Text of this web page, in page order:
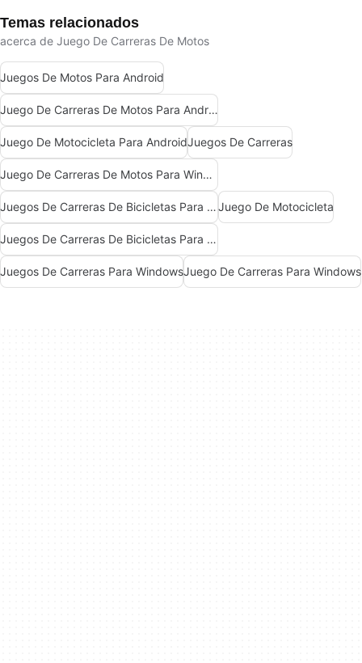
Temas relacionados
acerca de Juego De Carreras De Motos
Juegos De Motos Para Android
Juego De Carreras De Motos Para Android
Juego De Motocicleta Para AndroidJuegos De Carreras
Juego De Carreras De Motos Para Windows
Juegos De Carreras De Bicicletas Para WindowsJuego De Motocicleta
Juegos De Carreras De Bicicletas Para Windows 7
Juegos De Carreras Para WindowsJuego De Carreras Para Windows